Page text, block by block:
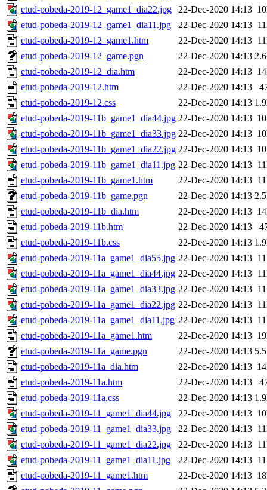
etud-pobeda-2019-12_game1_dia22.jpg
22-Dec-2020 14:13
etud-pobeda-2019-12_game1_dia11.jpg
22-Dec-2020 14:13
etud-pobeda-2019-12_game1.htm
22-Dec-2020 14:13
etud-pobeda-2019-12_game.pgn
22-Dec-2020 14:13
etud-pobeda-2019-12_dia.htm
22-Dec-2020 14:13
etud-pobeda-2019-12.htm
22-Dec-2020 14:13
etud-pobeda-2019-12.css
22-Dec-2020 14:13
etud-pobeda-2019-11b_game1_dia44.jpg 22-Dec-2020 14:13
etud-pobeda-2019-11b_game1_dia33.jpg 22-Dec-2020 14:13
etud-pobeda-2019-11b_game1_dia22.jpg 22-Dec-2020 14:13
etud-pobeda-2019-11b_game1_dia11.jpg 22-Dec-2020 14:13
etud-pobeda-2019-11b_game1.htm
22-Dec-2020 14:13
etud-pobeda-2019-11b_game.pgn
22-Dec-2020 14:13
etud-pobeda-2019-11b_dia.htm
22-Dec-2020 14:13
etud-pobeda-2019-11b.htm
22-Dec-2020 14:13
etud-pobeda-2019-11b.css
22-Dec-2020 14:13
etud-pobeda-2019-11a_game1_dia55.jpg 22-Dec-2020 14:13
etud-pobeda-2019-11a_game1_dia44.jpg 22-Dec-2020 14:13
etud-pobeda-2019-11a_game1_dia33.jpg 22-Dec-2020 14:13
etud-pobeda-2019-11a_game1_dia22.jpg 22-Dec-2020 14:13
etud-pobeda-2019-11a_game1_dia11.jpg 22-Dec-2020 14:13
etud-pobeda-2019-11a_game1.htm
22-Dec-2020 14:13
etud-pobeda-2019-11a_game.pgn
22-Dec-2020 14:13
etud-pobeda-2019-11a_dia.htm
22-Dec-2020 14:13
etud-pobeda-2019-11a.htm
22-Dec-2020 14:13
etud-pobeda-2019-11a.css
22-Dec-2020 14:13
etud-pobeda-2019-11_game1_dia44.jpg
22-Dec-2020 14:13
etud-pobeda-2019-11_game1_dia33.jpg
22-Dec-2020 14:13
etud-pobeda-2019-11_game1_dia22.jpg
22-Dec-2020 14:13
etud-pobeda-2019-11_game1_dia11.jpg
22-Dec-2020 14:13
etud-pobeda-2019-11_game1.htm
22-Dec-2020 14:13